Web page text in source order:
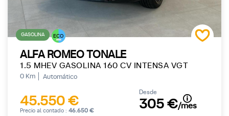
GASOLINA ECO
ALFA ROMEO TONALE
1.5 MHEV GASOLINA 160 CV INTENSA VGT
0 Km Automático
45.550 €
Precio al contado : 46.650 €
Desde
305 €/mes